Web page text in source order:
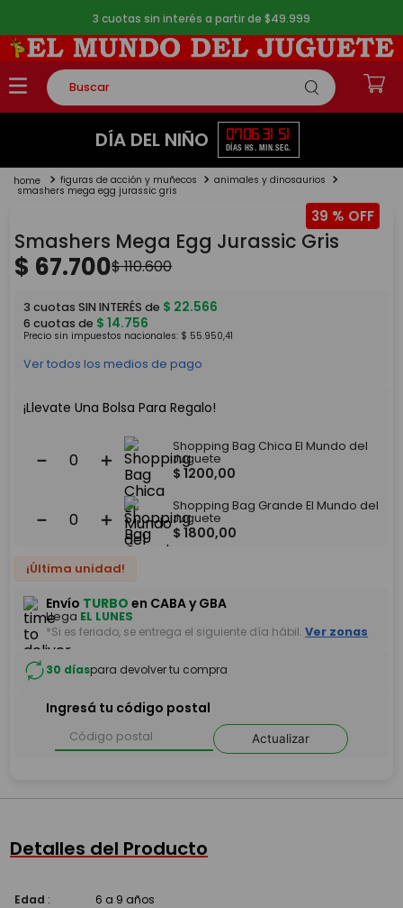
3 cuotas sin interés a partir de $49.999
Buscar
TÉRMINOS MÁS BUSCADOS
2.
lego
4.
monopatin
5. toy story
DÍA DEL NIÑO 07
DÍAS
06
HS.
31
MIN.
51
SEG.
figuras de acción y muñecos animales y dinosaurios
smashers mega egg jurassic gris
39 %
Smashers Mega Egg Jurassic Gris
$ 67.700$110.600
3 cuotas SIN INTERÉS de $ 22.566
6 cuotas de $ 14.756
Precio sin impuestos nacionales: $ 55.950,41
Ver todos los medios de pago
¡Llevate Una Bolsa Para Regalo!
＋
－
Shopping Bag Chica El Mundo del
Juguete
$ 1200,00
＋
－
Shopping Bag Grande El Mundo del
Juguete
$ 1800,00
¡Última unidad!
Envío TURBO en CABA y GBA
Llega EL LUNES
*Si es feriado, se entrega el siguiente día hábil. Ver zonas
30 díaspara devolver tu compra
Ingresá tu código postal
Actualizar
Detalles del Producto
Edad : 6 a 9 años